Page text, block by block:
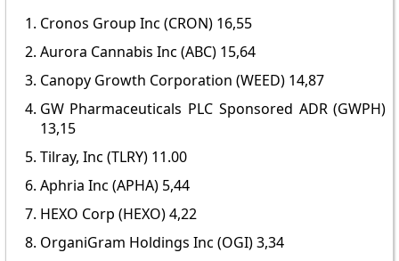
Cronos Group Inc (CRON) 16,55
Aurora Cannabis Inc (ABC) 15,64
Canopy Growth Corporation (WEED) 14,87
GW Pharmaceuticals PLC Sponsored ADR (GWPH)
13,15
Tilray, Inc (TLRY) 11.00
Aphria Inc (APHA) 5,44
HEXO Corp (HEXO) 4,22
OrganiGram Holdings Inc (OGI) 3,34